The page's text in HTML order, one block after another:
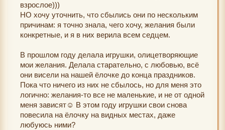
взрослое)))
НО хочу уточнить, что сбылись они по нескольким
причинам: я точно знала, чего хочу, желания были
конкретные, и я в них верила всем седцем.
В прошлом году делала игрушки, олицетворяющие
мои желания. Делала старательно, с любовью, всё
они висели на нашей ёлочке до конца праздников.
Пока что ничего из них не сбылось, но для меня это
логично: желания-то все не маленькие, и не от одной
меня зависят☺️ В этом году игрушки свои снова
повесила на ёлочку на видных местах, даже
любуюсь ними?